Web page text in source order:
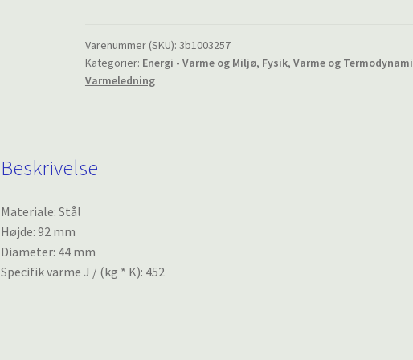
Varenummer (SKU): 3b1003257
Kategorier: Energi - Varme og Miljø, Fysik, Varme og
Varmeledning
Beskrivelse
Materiale: Stål
Højde: 92 mm
Diameter: 44 mm
Specifik varme J / (kg * K): 452